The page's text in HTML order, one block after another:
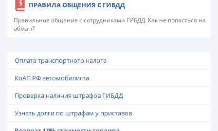
ПРАВИЛА ОБЩЕНИЯ С ГИБДД
Правильное общение с сотрудниками ГИБДД. Как не попасться на
обман?
Оплата транспортного налога
КоАП РФ автомобилиста
Проверка наличия штрафов ГИБДД
Узнать долги по штрафам у приставов